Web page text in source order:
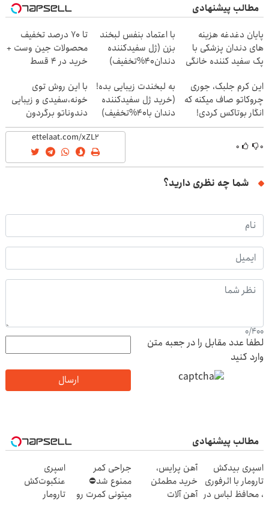
مطالب پیشنهادی
پایان دغدغه هزینه
های دندان پزشکی با
پک سفید کننده خانگی
با اعتماد بنفس لبخند
بزن (ژل سفیدکننده
دندان40%تخفیف)
تا 70 درصد تخفیف
محصولات جین وست +
خرید در 4 قسط
این کرم جلبک، جوری
چروکاتو صاف میکنه که
انگار بوتاکس کردی!
(تخفیف ویژه)
به لبخندت زیبایی بده!
(خرید ژل سفیدکننده
دندان با40%تخفیف)
با این روش توی
خونه،سفیدی و زیبایی
دندوناتو برگردون
(40%off)
۰ ۰
شما چه نظری دارید؟
0/400
لطفا عدد مقابل را در جعبه متن
وارد کنید
ارسال
مطالب پیشنهادی
اسپری بیدکش
تارومار با اثرفوری
، محافظ لباس در
آهن پرایس،
خرید مطمئن
آهن آلات
جراحی کمر
ممنوع شد⛔
میتونی کمرت رو
اسپری
عنکبوت‌‌کش
تارومار